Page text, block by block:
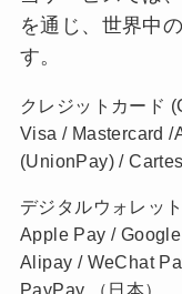
を通じ、世界中
す。
クレジットカード
Visa / Mastercard /
(UnionPay) /
デジタルウォレッ
Apple Pay /
Alipay / WeChat